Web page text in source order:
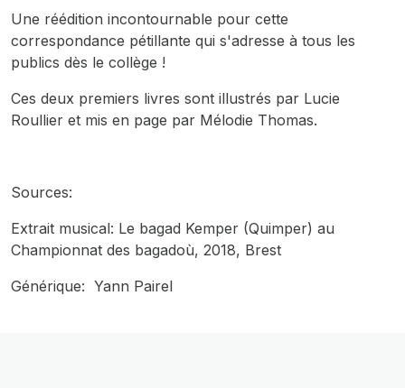
Une réédition incontournable pour cette
correspondance pétillante qui s'adresse à tous les
publics dès le collège !
Ces deux premiers livres sont illustrés par Lucie
Roullier et mis en page par Mélodie Thomas.
Sources:
Extrait musical: Le bagad Kemper (Quimper) au
Championnat des bagadoù, 2018, Brest
Générique: Yann Pairel